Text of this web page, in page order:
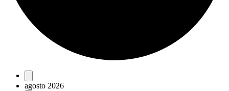
Eventos
agosto 2026